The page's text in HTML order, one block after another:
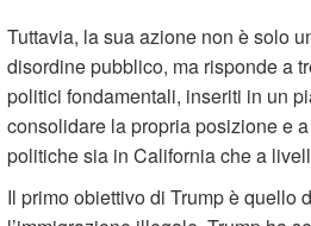
Tuttavia, la sua azione non è solo
disordine pubblico, ma risponde a
politici fondamentali, inseriti in un
consolidare la propria posizione e
politiche sia in California che a
Il primo obiettivo di Trump è quello